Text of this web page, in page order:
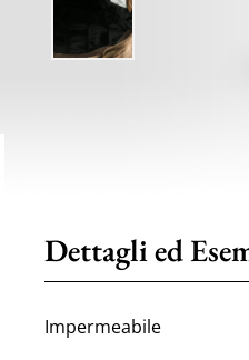
Dettagli ed
Impermeabile